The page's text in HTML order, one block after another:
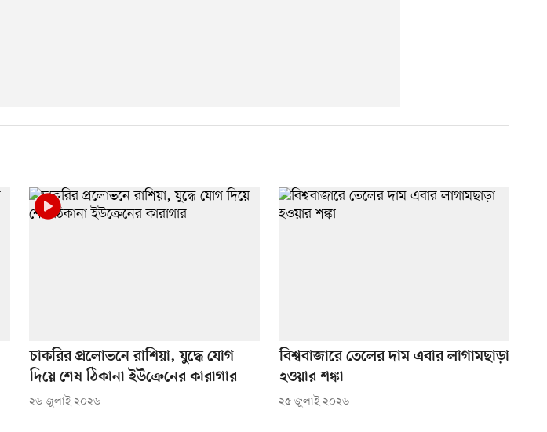
চাকরির প্রলোভনে রাশিয়া, যুদ্ধে যোগ
দিয়ে শেষ ঠিকানা ইউক্রেনের কারাগার
২৬ জুলাই ২০২৬
বিশ্ববাজারে তেলের দাম এবার লাগামছাড়া
হওয়ার শঙ্কা
২৫ জুলাই ২০২৬